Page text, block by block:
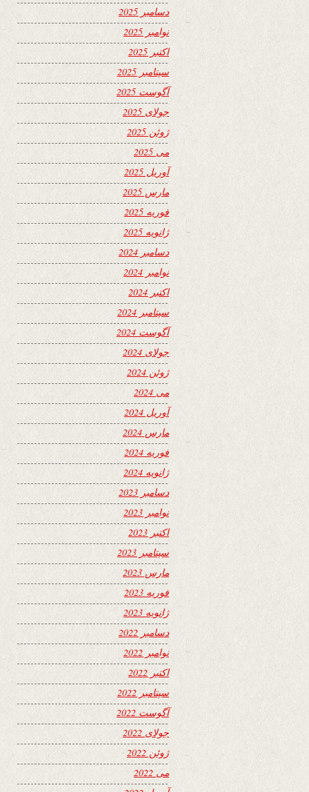
دسامبر 2025
نوامبر 2025
اکتبر 2025
سپتامبر 2025
آگوست 2025
جولای 2025
ژوئن 2025
می 2025
آوریل 2025
مارس 2025
فوریه 2025
ژانویه 2025
دسامبر 2024
نوامبر 2024
اکتبر 2024
سپتامبر 2024
آگوست 2024
جولای 2024
ژوئن 2024
می 2024
آوریل 2024
مارس 2024
فوریه 2024
ژانویه 2024
دسامبر 2023
نوامبر 2023
اکتبر 2023
سپتامبر 2023
مارس 2023
فوریه 2023
ژانویه 2023
دسامبر 2022
نوامبر 2022
اکتبر 2022
سپتامبر 2022
آگوست 2022
جولای 2022
ژوئن 2022
می 2022